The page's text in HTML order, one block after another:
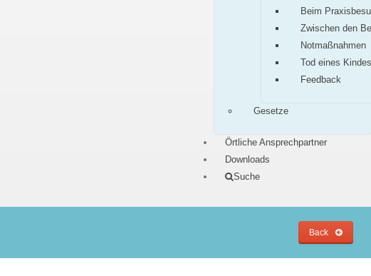
Beim
Zwischen den
Notmaßnahmen
Tod eines Kindes
Feedback
Gesetze
Örtliche Ansprechpartner
Downloads
Suche
Back